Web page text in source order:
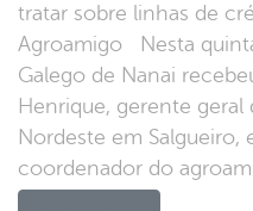
tratar sobre linhas de
Agroamigo Nesta
Galego de Nanai
Henrique, gerente
Nordeste em Salgueiro,
coordenador do